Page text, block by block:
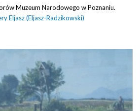
Muzeum Narodowego w Poznaniu.
Eljasz (Eljasz-Radzikowski)